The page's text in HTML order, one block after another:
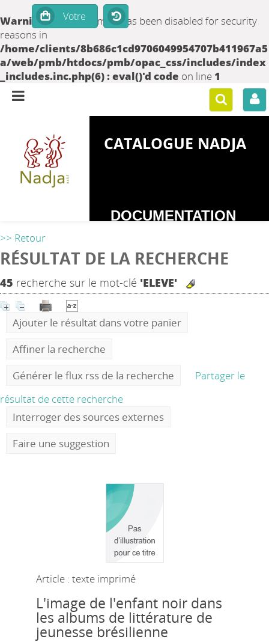
Warning: set_time_limit() has been disabled for security
reasons in
/home/clients/8b686c1cd9706049954707b411967a5
a/web/pmb/htdocs/pmb/opac_css/includes/index
_includes.inc.php(6) : eval()'d code on line 1
CATALOGUE NADJA
DOCUMENTATION
DEPENDANCES
>> Retour
RÉSULTAT DE LA RECHERCHE
45 recherche sur le mot-clé 'ELEVE'
Ajouter le résultat dans votre panier
Affiner la recherche
Générer le flux rss de la recherche
Partager le
résultat de cette recherche
Interroger des sources externes
Faire une suggestion
Article : texte imprimé
L'image de l'enfant noir dans
les albums de littérature de
jeunesse brésilienne